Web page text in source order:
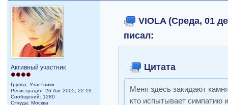
Активный участник
Группа: Участники
Регистрация: 26 Авг 2005, 22:19
Сообщений: 1280
Откуда: Москва
VIOLA (Среда, 01
писал:
Цитата
Меня здесь закидают
кто испытывает симпатию